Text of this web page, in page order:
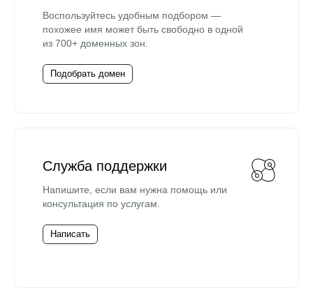
Воспользуйтесь удобным подбором —
похожее имя может быть свободно в одной
из 700+ доменных зон.
Подобрать домен
Служба поддержки
Напишите, если вам нужна помощь или
консультация по услугам.
Написать